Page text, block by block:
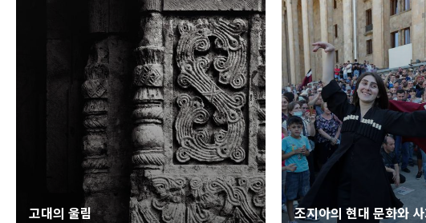
고대의 울림 조지아의 현대 문화와